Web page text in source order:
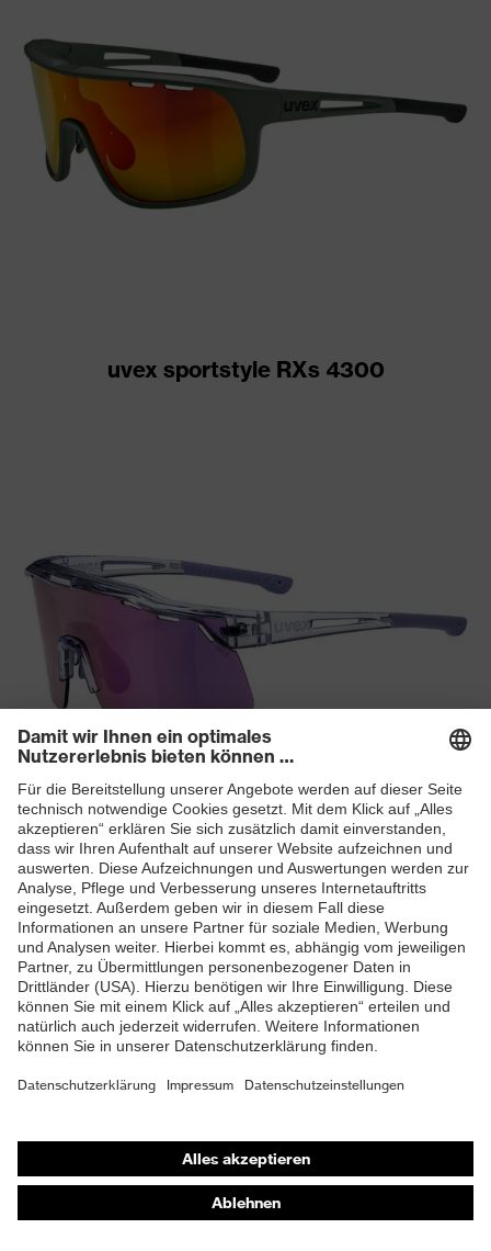
uvex sportstyle RXs 4300
uvex sportstyle RXs 4302